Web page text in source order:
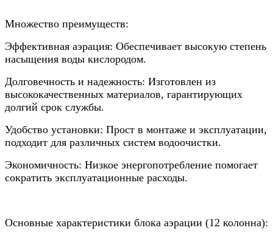
Множество преимуществ:
Эффективная аэрация: Обеспечивает высокую степень
насыщения воды кислородом.
Долговечность и надежность: Изготовлен из
высококачественных материалов, гарантирующих
долгий срок службы.
Удобство установки: Прост в монтаже и эксплуатации,
подходит для различных систем водоочистки.
Экономичность: Низкое энергопотребление помогает
сократить эксплуатационные расходы.
Основные характеристики блока аэрации (12 колонна):